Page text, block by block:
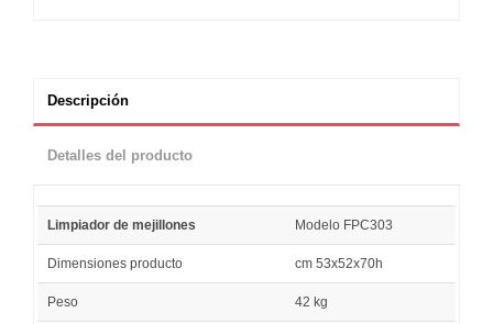
Descripción
Detalles del producto
Limpiador de mejillones Modelo FPC303
Dimensiones producto cm 53x52x70h
Peso 42 kg